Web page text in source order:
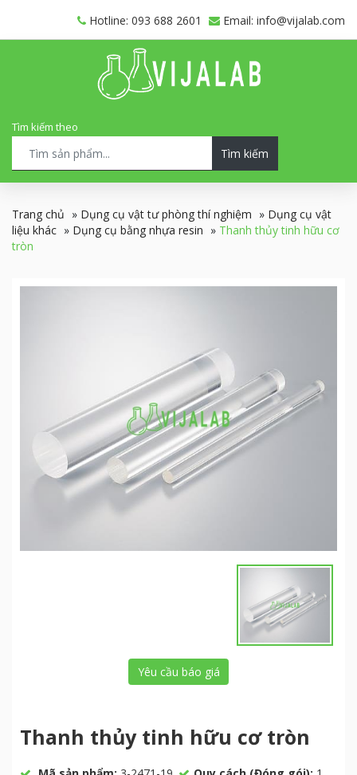
Hotline: 093 688 2601 Email: info@vijalab.com
Tìm kiếm theo
Tìm kiếm
Trang chủ » Dụng cụ vật tư phòng thí nghiệm » Dụng cụ vật
liệu khác » Dụng cụ bằng nhựa resin » Thanh thủy tinh hữu cơ
tròn
Yêu cầu báo giá
Thanh thủy tinh hữu cơ tròn